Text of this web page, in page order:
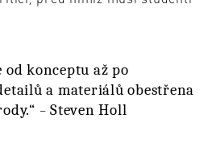
konceptu až po
a materiálů obestřena
–Steven Holl